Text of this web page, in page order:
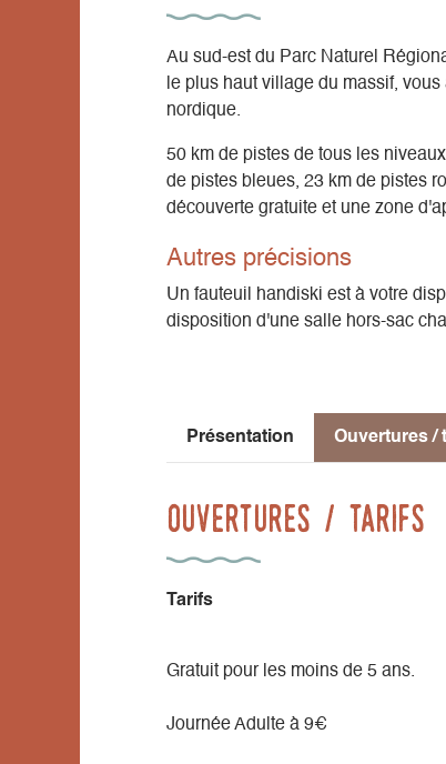
Au sud-est du Parc Naturel
le plus haut village du massif,
nordique.
50 km de pistes de tous les
de pistes bleues, 23 km de pistes
découverte gratuite et une zone
Autres précisions
Un fauteuil handiski est à votre
disposition d'une salle hors-sac
Présentation Ouvertures /
Ouvertures / tarifs
Tarifs
Gratuit pour les moins de 5 ans.
Journée Adulte à 9€